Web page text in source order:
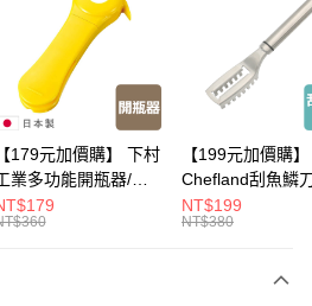
，訂單成立後會自動跳轉到大哥付的交易
【179元加價購】 下村
業多功能開瓶器/開
器/餐廚用品/料理道
/任二件8折
【199元加價購】
Chefland刮魚鱗
魚鱗器/廚房用品/
道具/任二件8折
NT$199
NT$380